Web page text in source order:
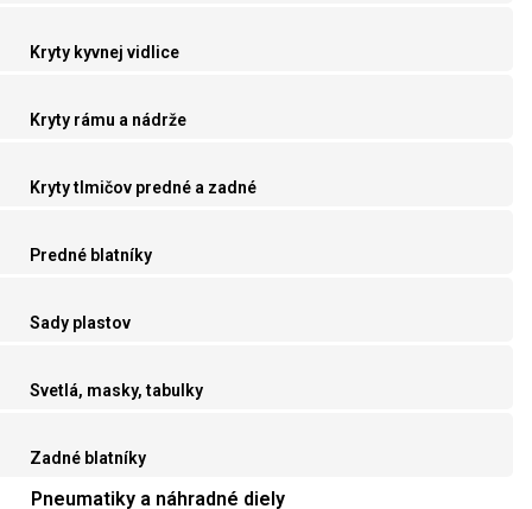
Kryty kyvnej vidlice
Kryty rámu a nádrže
Kryty tlmičov predné a zadné
Predné blatníky
Sady plastov
Svetlá, masky, tabulky
Zadné blatníky
Pneumatiky a náhradné diely